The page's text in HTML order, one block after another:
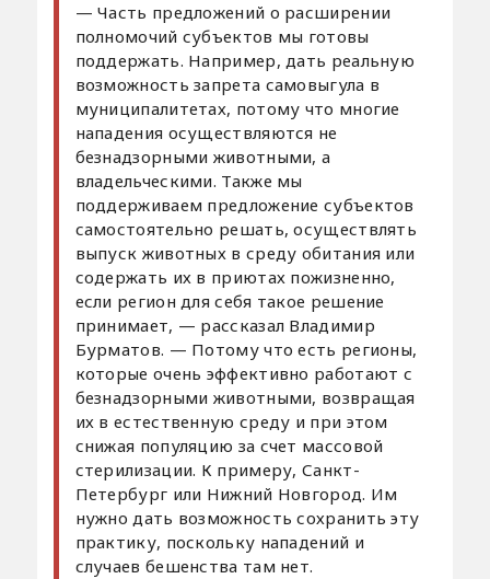
— Часть предложений о расширении
полномочий субъектов мы готовы
поддержать. Например, дать реальную
возможность запрета самовыгула в
муниципалитетах, потому что многие
нападения осуществляются не
безнадзорными животными, а
владельческими. Также мы
поддерживаем предложение субъектов
самостоятельно решать, осуществлять
выпуск животных в среду обитания или
содержать их в приютах пожизненно,
если регион для себя такое решение
принимает, — рассказал Владимир
Бурматов. — Потому что есть регионы,
которые очень эффективно работают с
безнадзорными животными, возвращая
их в естественную среду и при этом
снижая популяцию за счет массовой
стерилизации. К примеру, Санкт-
Петербург или Нижний Новгород. Им
нужно дать возможность сохранить эту
практику, поскольку нападений и
случаев бешенства там нет.